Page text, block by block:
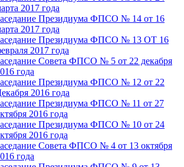
2017 года
Президиума ФПСО № 14 от 16
2017 года
Президиума ФПСО № 13 ОТ 16
2017 года
Совета ФПСО № 5 от 22 декабря
года
Президиума ФПСО № 12 от 22
2016 года
Президиума ФПСО № 11 от 27
2016 года
Президиума ФПСО № 10 от 24
2016 года
Совета ФПСО № 4 от 13 октября
года